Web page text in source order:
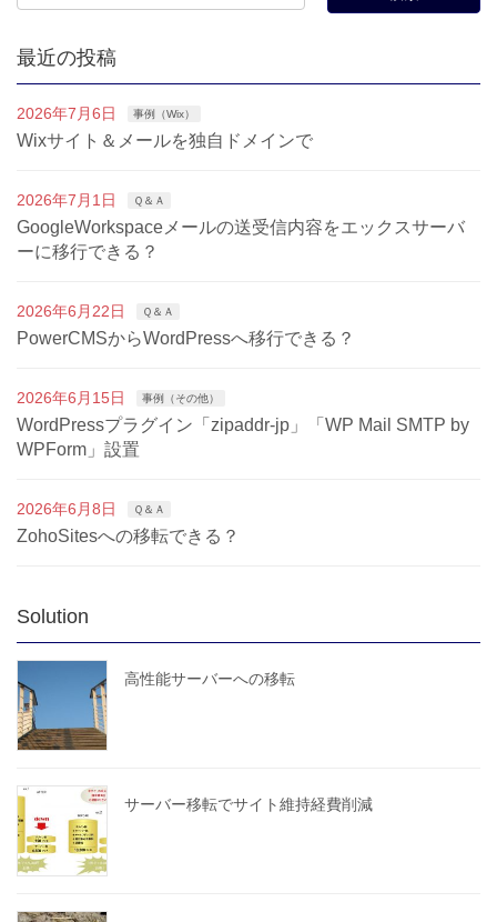
最近の投稿
2026年7月6日 事例（Wix）
Wixサイト＆メールを独自ドメインで
2026年7月1日 Ｑ＆Ａ
GoogleWorkspaceメールの送受信内容をエックスサーバ
ーに移行できる？
2026年6月22日 Ｑ＆Ａ
PowerCMSからWordPressへ移行できる？
2026年6月15日 事例（その他）
WordPressプラグイン「zipaddr-jp」「WP Mail SMTP by
WPForm」設置
2026年6月8日 Ｑ＆Ａ
ZohoSitesへの移転できる？
Solution
高性能サーバーへの移転
サーバー移転でサイト維持経費削減